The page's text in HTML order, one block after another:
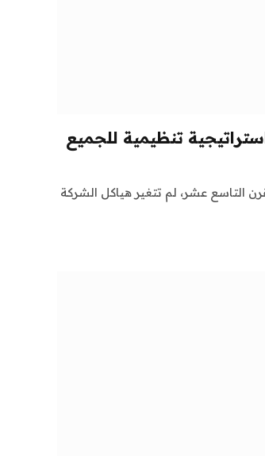
تنظيمية للجميع
التاسع عشر، لم تتغير هياكل الشركة